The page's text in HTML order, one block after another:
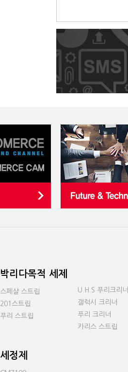
박리다목적 세제
스페샬 스트립
201스트립
푸리 스트립
U.H.S 푸리크리너
갤럭시 크리너
푸리 크리너
카리스 스트립
세정제